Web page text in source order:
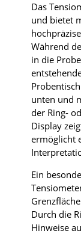
Das
und bietet
Während
in die
unten und
der Ring-
Display
ermöglicht
Ein
Durch die
Hinweise